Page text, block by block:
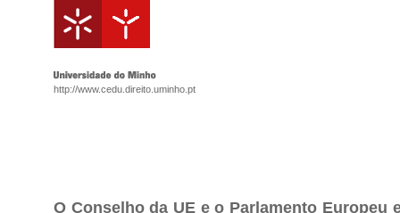
http://www.cedu.direito.uminho.pt
O Conselho da UE e o Parlamento Europeu